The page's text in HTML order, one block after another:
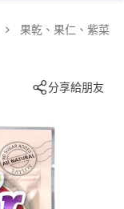
果乾、果仁、紫菜
分享給朋友